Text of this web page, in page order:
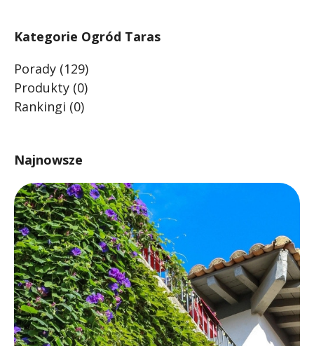
Kategorie Ogród Taras
Porady (129)
Produkty (0)
Rankingi (0)
Najnowsze